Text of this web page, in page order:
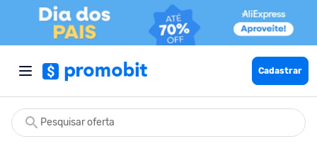
Cadastrar